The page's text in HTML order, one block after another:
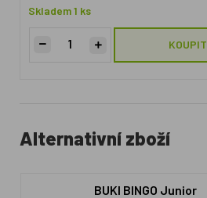
Skladem 1 ks
KOUPIT
Alternativní zboží
BUKI BINGO Junior